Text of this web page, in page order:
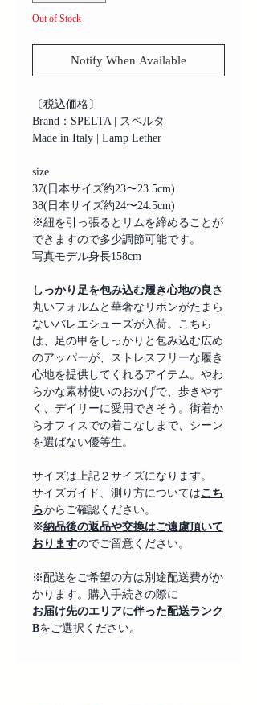
Out of Stock
Notify When Available
〔税込価格〕
Brand：SPELTA | スペルタ
Made in Italy | Lamp Lether
size
37(日本サイズ約23〜23.5cm)
38(日本サイズ約24〜24.5cm)
※紐を引っ張るとリムを締めることが
できますので多少調節可能です。
写真モデル身長158cm
しっかり足を包み込む履き心地の良さ
丸いフォルムと華奢なリボンがたまら
ないバレエシューズが入荷。こちら
は、足の甲をしっかりと包み込む広め
のアッパーが、ストレスフリーな履き
心地を提供してくれるアイテム。やわ
らかな素材使いのおかげで、歩きやす
く、デイリーに愛用できそう。街着か
らオフィスでの着こなしまで、シーン
を選ばない優等生。
サイズは上記２サイズになります。
サイズガイド、測り方についてはこち
らからご確認ください。
※納品後の返品や交換はご遠慮頂いて
おりますのでご留意ください。
※配送をご希望の方は別途配送費がか
かります。購入手続きの際に
お届け先のエリアに伴った配送ランク
Bをご選択ください。